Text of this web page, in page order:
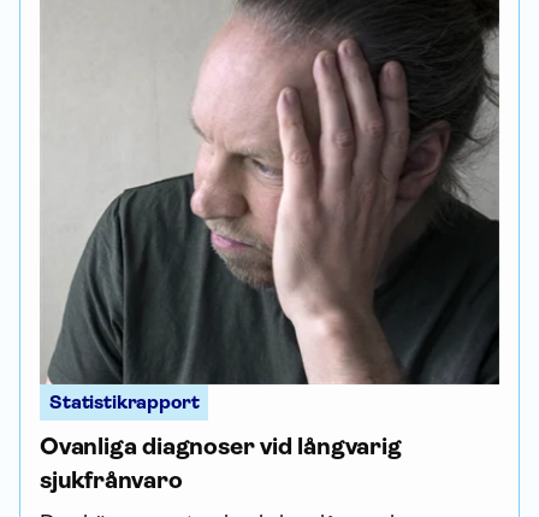
Statistikrapport
Ovanliga diagnoser vid långvarig
sjukfrånvaro